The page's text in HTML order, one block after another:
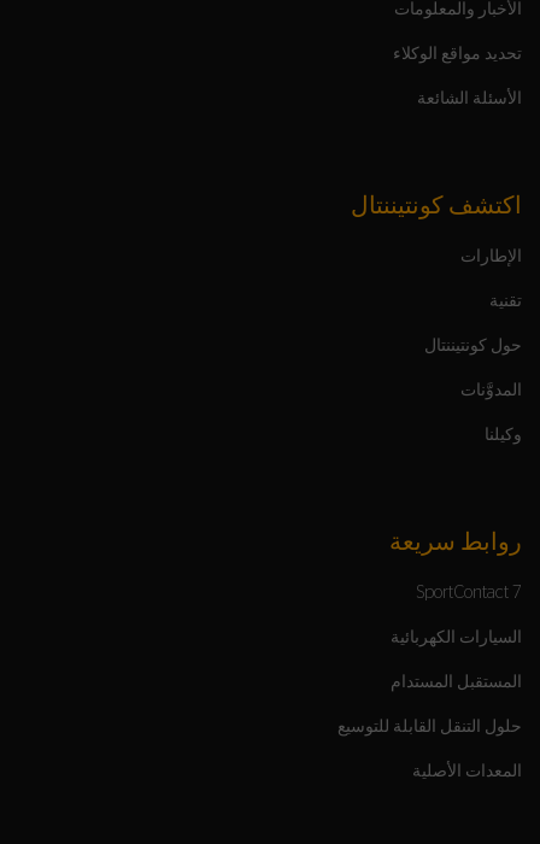
الأخبار والمعلومات
تحديد مواقع الوكلاء
الأسئلة الشائعة
اكتشف كونتيننتال
الإطارات
تقنية
حول كونتيننتال
المدوَّنات
وكيلنا
روابط سريعة
SportContact 7
السيارات الكهربائية
المستقبل المستدام
حلول التنقل القابلة للتوسيع
المعدات الأصلية